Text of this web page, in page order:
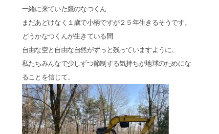
一緒に来ていた鷹のなつくん
まだあどけなく１歳で小柄ですが２５年生きるそうです。
どうかなつくんが生きている間
自由な空と自由な自然がずっと残っていますように。
私たちみんなで少しずつ節制する気持ちが地球のためにな
ることを信じて。